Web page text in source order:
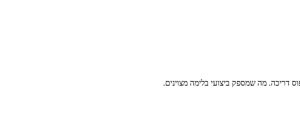
דריכה. מה שמספק ביצועי בלימה מצוינים.